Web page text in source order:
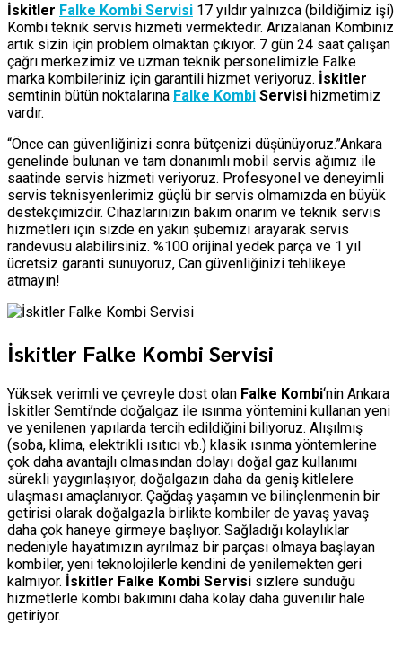
İskitler Falke Kombi Servisi 17 yıldır yalnızca (bildiğimiz işi)
Kombi teknik servis hizmeti vermektedir. Arızalanan Kombiniz
artık sizin için problem olmaktan çıkıyor. 7 gün 24 saat çalışan
çağrı merkezimiz ve uzman teknik personelimizle Falke
marka kombileriniz için garantili hizmet veriyoruz. İskitler
semtinin bütün noktalarına Falke Kombi Servisi hizmetimiz
vardır.
“Önce can güvenliğinizi sonra bütçenizi düşünüyoruz.”Ankara
genelinde bulunan ve tam donanımlı mobil servis ağımız ile
saatinde servis hizmeti veriyoruz. Profesyonel ve deneyimli
servis teknisyenlerimiz güçlü bir servis olmamızda en büyük
destekçimizdir. Cihazlarınızın bakım onarım ve teknik servis
hizmetleri için sizde en yakın şubemizi arayarak servis
randevusu alabilirsiniz. %100 orijinal yedek parça ve 1 yıl
ücretsiz garanti sunuyoruz, Can güvenliğinizi tehlikeye
atmayın!
İskitler Falke Kombi Servisi
Yüksek verimli ve çevreyle dost olan Falke Kombi‘nin Ankara
İskitler Semti’nde doğalgaz ile ısınma yöntemini kullanan yeni
ve yenilenen yapılarda tercih edildiğini biliyoruz. Alışılmış
(soba, klima, elektrikli ısıtıcı vb.) klasik ısınma yöntemlerine
çok daha avantajlı olmasından dolayı doğal gaz kullanımı
sürekli yaygınlaşıyor, doğalgazın daha da geniş kitlelere
ulaşması amaçlanıyor. Çağdaş yaşamın ve bilinçlenmenin bir
getirisi olarak doğalgazla birlikte kombiler de yavaş yavaş
daha çok haneye girmeye başlıyor. Sağladığı kolaylıklar
nedeniyle hayatımızın ayrılmaz bir parçası olmaya başlayan
kombiler, yeni teknolojilerle kendini de yenilemekten geri
kalmıyor. İskitler Falke Kombi Servisi sizlere sunduğu
hizmetlerle kombi bakımını daha kolay daha güvenilir hale
getiriyor.